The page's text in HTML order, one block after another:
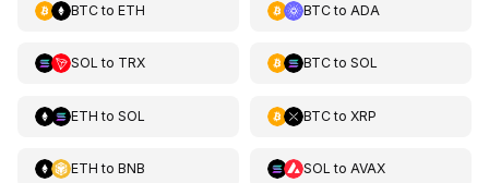
BTCto ETH BTCto ADA
SOL to TRX BTCto SOL
ETH to SOL BTCto XRP
ETH to BNB SOL to AVAX